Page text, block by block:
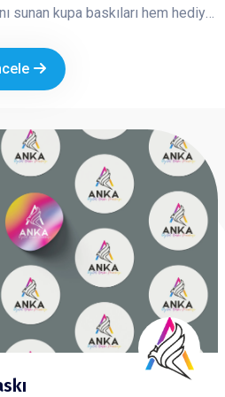
sunan kupa baskıları hem hediye
biridir